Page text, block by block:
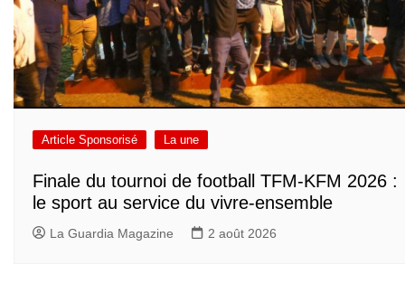
Article Sponsorisé La une
Finale du tournoi de football TFM-KFM 2026 :
le sport au service du vivre-ensemble
La Guardia Magazine 2 août 2026